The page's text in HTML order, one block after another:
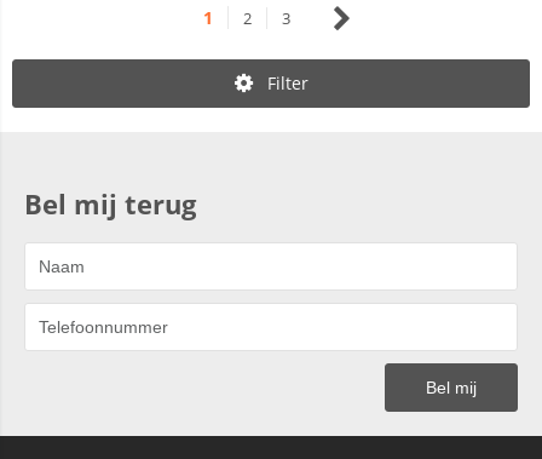
1 2 3
Filter
Bel mij terug